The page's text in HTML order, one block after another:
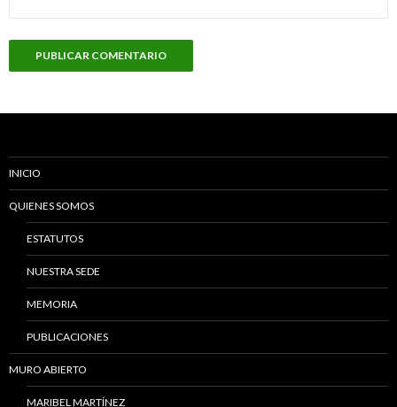
INICIO
QUIENES SOMOS
ESTATUTOS
NUESTRA SEDE
MEMORIA
PUBLICACIONES
MURO ABIERTO
MARIBEL MARTÍNEZ